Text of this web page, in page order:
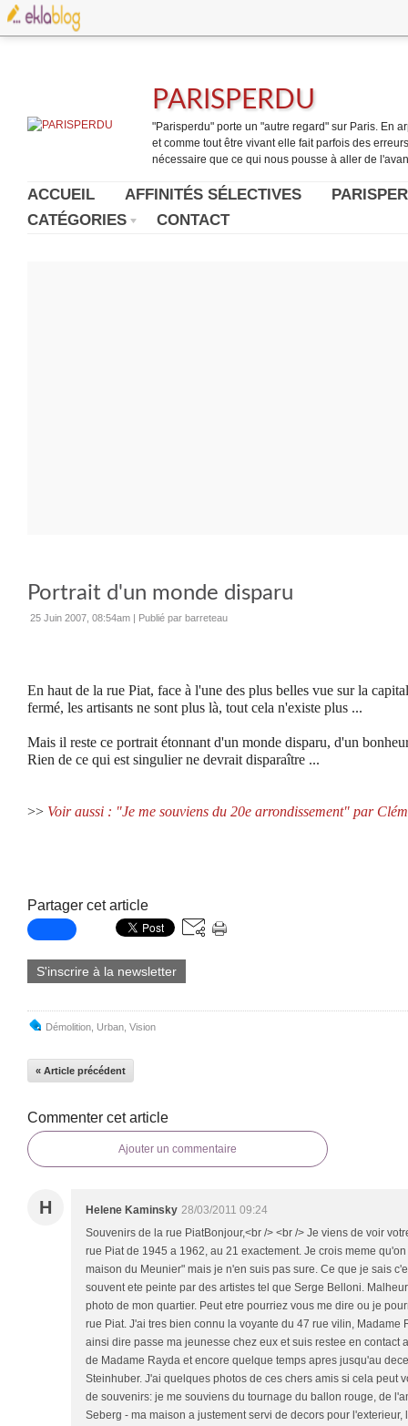
PARISPERDU
"Parisperdu" porte un "autre regard" sur Paris. En
et comme tout être vivant elle fait parfois des
nécessaire que ce qui nous pousse à aller de
ACCUEIL AFFINITÉS SÉLECTIVES
CATÉGORIES
CONTACT
Portrait d'un monde disparu
25 Juin 2007, 08:54am | Publié par barreteau
En haut de la rue Piat, face à l'une des plus belles vue sur la
fermé, les artisants ne sont plus là, tout cela n'existe plus ...
Mais il reste ce portrait étonnant d'un monde disparu, d'un
Rien de ce qui est singulier ne devrait disparaître ...
>> Voir aussi : "Je me souviens du 20e arrondissement" par
Partager cet article
S'inscrire à la newsletter
Démolition Urban Vision
« Article précédent
Commenter cet article
Ajouter un commentaire
H Helene Kaminsky 28/03/2011 09:24
Souvenirs de la rue PiatBonjour,<br /> <br /> Je viens de voir
rue Piat de 1945 a 1962, au 21 exactement. Je crois meme
maison du Meunier" mais je n'en suis pas sure. Ce que je sais
souvent ete peinte par des artistes tel que Serge Belloni.
photo de mon quartier. Peut etre pourriez vous me dire ou je
rue Piat. J'ai tres bien connu la voyante du 47 rue vilin, Madame
ainsi dire passe ma jeunesse chez eux et suis restee en contact
de Madame Rayda et encore quelque temps apres jusqu'au
Steinhuber. J'ai quelques photos de ces chers amis si cela peut
de souvenirs: je me souviens du tournage du ballon rouge, de
Seberg - ma maison a justement servi de decors pour